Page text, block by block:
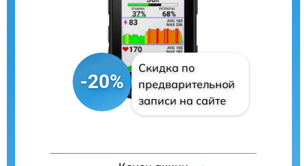
-20%
Скидка по
предварительной
записи на сайте